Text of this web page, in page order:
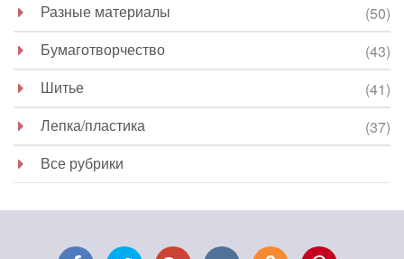
Разные материалы
(50)
Бумаготворчество
(43)
Шитье
(41)
Лепка/пластика
(37)
Все рубрики